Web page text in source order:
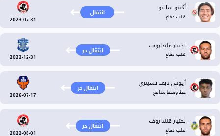
أكيتو سايتو
قلب دفاع انتقال
2023-07-31
بختيار قلنداروف
قلب دفاع انتقال حر
2022-12-31
أيوش ديف تشيتري
خط وسط مدافع انتقال حر
2026-07-17
بختيار قلنداروف
قلب دفاع انتقال حر
2022-08-01